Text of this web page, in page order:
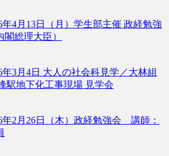
年4月13日（月）学生部主催 政経勉強
総理大臣）
年3月4日 大人の社会科見学／大林組
駅地下化工事現場 見学会
年2月26日（木）政経勉強会 講師：